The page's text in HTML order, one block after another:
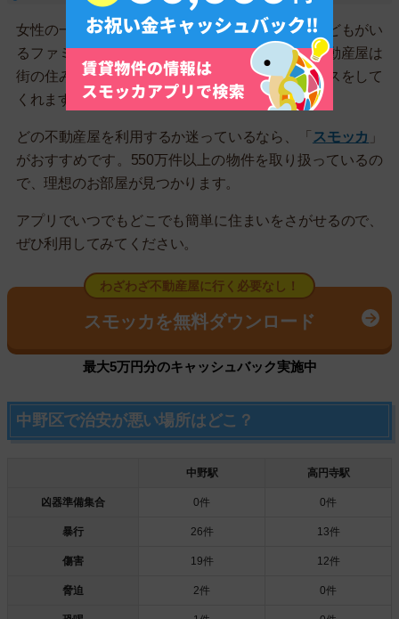
女性の一人暮らしで治安が心配な人や、小さな子どもがい
るファミリーは、不動産屋に相談しましょう。不動産屋は
街の住みやすさにとても詳しく、最適なアドバイスをして
くれます。
どの不動産屋を利用するか迷っているなら、「 スモッカ 」
がおすすめです。550万件以上の物件を取り扱っているの
で、理想のお部屋が見つかります。
アプリでいつでもどこでも簡単に住まいをさがせるので、
ぜひ利用してみてください。
わざわざ不動産屋に行く必要なし！
スモッカを無料ダウンロード
最大5万円分のキャッシュバック実施中
中野区で治安が悪い場所はどこ？
中野駅 高円寺駅
凶器準備集合 0件 0件
暴行 26件 13件
傷害 19件 12件
脅迫 2件 0件